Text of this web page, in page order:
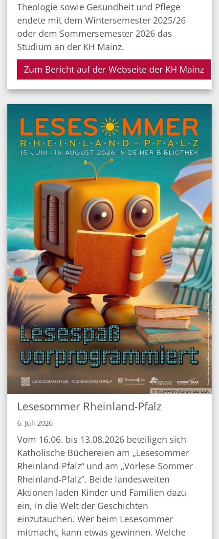
Theologie sowie Gesundheit und Pflege
endete mit dem Wintersemester 2025/26
oder dem Sommersemester 2026 das
Studium an der KH Mainz.
Zum Bericht auf der Webseite der KH Mainz
© NEUMANN-DESIGN-LBZ-LS26
Lesesommer Rheinland-Pfalz
6. Juli 2026
Vom 16.06. bis 13.08.2026 beteiligen sich
Katholische Büchereien am „Lesesommer
Rheinland-Pfalz“ und am „Vorlese-Sommer
Rheinland-Pfalz“. Beide landesweiten
Aktionen laden Kinder und Familien dazu
ein, in die Welt der Geschichten
einzutauchen. Wer beim Lesesommer
mitmacht, kann etwas gewinnen. Welche